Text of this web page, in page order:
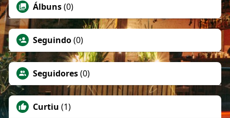
Álbuns(0)
Seguindo(0)
Seguidores(0)
Curtiu (1)